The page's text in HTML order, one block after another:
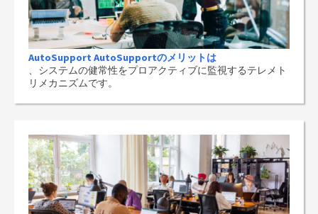
AutoSupport AutoSupportのメリットは
、システムの健常性をプロアクティブに監視するテレメト
リメカニズムです。